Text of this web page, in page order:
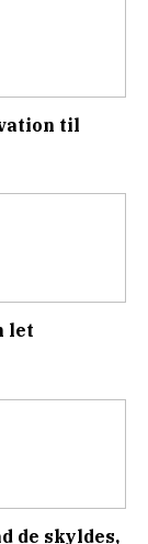
til
let
de skyldes,